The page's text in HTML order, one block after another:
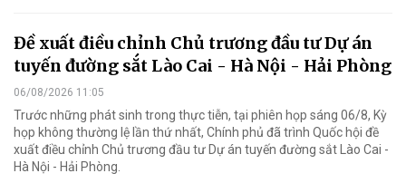
Đề xuất điều chỉnh Chủ trương đầu tư Dự án
tuyến đường sắt Lào Cai - Hà Nội - Hải Phòng
06/08/2026 11:05
Trước những phát sinh trong thực tiễn, tại phiên họp sáng 06/8, Kỳ
họp không thường lệ lần thứ nhất, Chính phủ đã trình Quốc hội đề
xuất điều chỉnh Chủ trương đầu tư Dự án tuyến đường sắt Lào Cai -
Hà Nội - Hải Phòng.